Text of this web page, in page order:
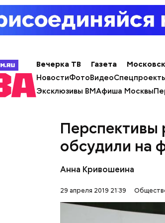
Вечерка ТВ Газета
НовостиФотоВидео
Эксклюзивы ВМАфиша Москвы
Перспективы
обсудили на
Анна Кривошеина
29 апреля 2019 21:39
А еще, удержав меч
1 некрупное яблоко,
1 некрупный
2 корня сельдерея,